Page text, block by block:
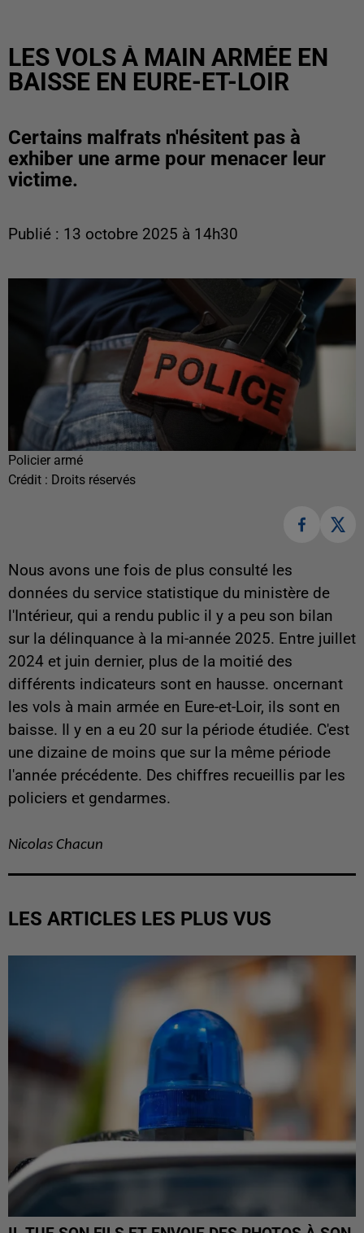
LES VOLS À MAIN ARMÉE EN
BAISSE EN EURE-ET-LOIR
Certains malfrats n'hésitent pas à
exhiber une arme pour menacer leur
victime.
Publié : 13 octobre 2025 à 14h30
Policier armé
Crédit : Droits réservés
Nous avons une fois de plus consulté les
données du service statistique du ministère de
l'Intérieur, qui a rendu public il y a peu son bilan
sur la délinquance à la mi-année 2025. Entre juillet
2024 et juin dernier, plus de la moitié des
différents indicateurs sont en hausse. oncernant
les vols à main armée en Eure-et-Loir, ils sont en
baisse. Il y en a eu 20 sur la période étudiée. C'est
une dizaine de moins que sur la même période
l'année précédente. Des chiffres recueillis par les
policiers et gendarmes.
Nicolas Chacun
LES ARTICLES LES PLUS VUS